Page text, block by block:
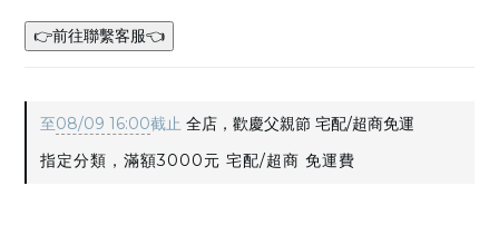
👉前往聯繫客服👈
至08/09 16:00截止 全店，歡慶父親節 宅配/超商免運
指定分類，滿額3000元 宅配/超商 免運費